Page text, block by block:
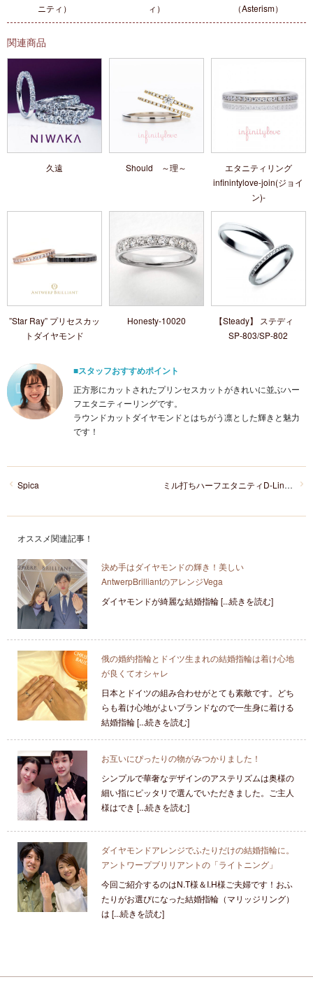
ニティ）
ィ）
（Asterism）
関連商品
久遠 Should ～理～
エタニティリング
infinintylove-join(ジョイ
ン)-
”Star Ray” プリセスカッ
トダイヤモンド
Honesty-10020
【Steady】 ステディ
SP-803/SP-802
■スタッフおすすめポイント
正方形にカットされたプリンセスカットがきれいに並ぶハー
フエタニティーリングです。
ラウンドカットダイヤモンドとはちがう凛とした輝きと魅力
です！
ミル打ちハーフエタニティD-Line Star Classic
Spica
オススメ関連記事！
決め手はダイヤモンドの輝き！美しい
AntwerpBrilliantのアレンジVega
ダイヤモンドが綺麗な結婚指輪 [...続きを読む]
俄の婚約指輪とドイツ生まれの結婚指輪は着け心地
が良くてオシャレ
日本とドイツの組み合わせがとても素敵です。どち
らも着け心地がよいブランドなので一生身に着ける
結婚指輪 [...続きを読む]
お互いにぴったりの物がみつかりました！
シンプルで華奢なデザインのアステリズムは奥様の
細い指にピッタリで選んでいただきました。ご主人
様はでき [...続きを読む]
ダイヤモンドアレンジでふたりだけの結婚指輪に。
アントワープブリリアントの「ライトニング」
今回ご紹介するのはN.T様＆I.H様ご夫婦です！おふ
たりがお選びになった結婚指輪（マリッジリング）
は [...続きを読む]